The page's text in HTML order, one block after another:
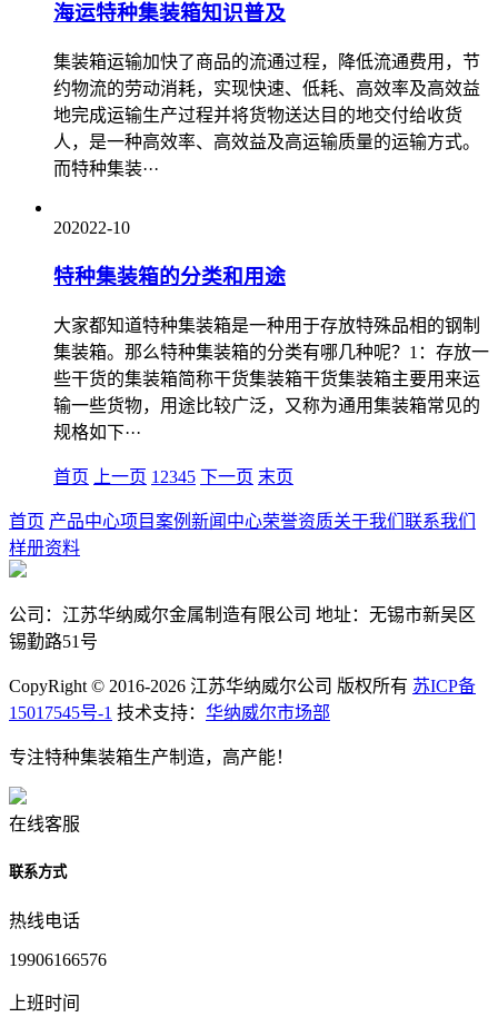
海运特种集装箱知识普及
集装箱运输加快了商品的流通过程，降低流通费用，节
约物流的劳动消耗，实现快速、低耗、高效率及高效益
地完成运输生产过程并将货物送达目的地交付给收货
人，是一种高效率、高效益及高运输质量的运输方式。
而特种集装···
202022-10
特种集装箱的分类和用途
大家都知道特种集装箱是一种用于存放特殊品相的钢制
集装箱。那么特种集装箱的分类有哪几种呢？1：存放一
些干货的集装箱简称干货集装箱干货集装箱主要用来运
输一些货物，用途比较广泛，又称为通用集装箱常见的
规格如下···
首页 上一页 1 2345 下一页 末页
首页 产品中心项目案例 新闻中心荣誉资质关于我们 联系我们
样册资料
公司：江苏华纳威尔金属制造有限公司 地址：无锡市新吴区
锡勤路51号
CopyRight © 2016-2026 江苏华纳威尔公司 版权所有 苏ICP备
15017545号-1 技术支持： 华纳威尔市场部
专注特种集装箱生产制造，高产能！
在线客服
联系方式
热线电话
19906166576
上班时间